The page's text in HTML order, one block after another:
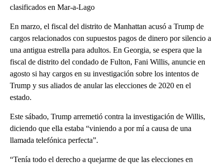
clasificados en Mar-a-Lago
En marzo, el fiscal del distrito de Manhattan acusó a Trump de
cargos relacionados con supuestos pagos de dinero por silencio a
una antigua estrella para adultos. En Georgia, se espera que la
fiscal de distrito del condado de Fulton, Fani Willis, anuncie en
agosto si hay cargos en su investigación sobre los intentos de
Trump y sus aliados de anular las elecciones de 2020 en el
estado.
Este sábado, Trump arremetió contra la investigación de Willis,
diciendo que ella estaba “viniendo a por mí a causa de una
llamada telefónica perfecta”.
“Tenía todo el derecho a quejarme de que las elecciones en